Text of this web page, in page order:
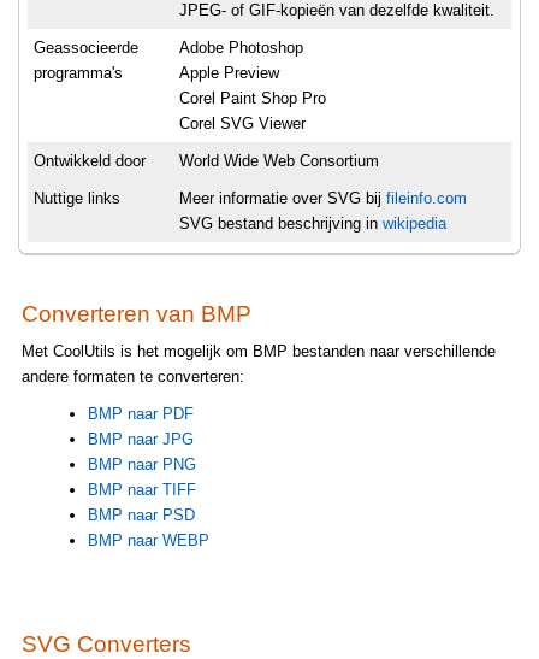
JPEG- of GIF-kopieën van dezelfde kwaliteit.
Geassocieerde
programma's
Adobe Photoshop
Apple Preview
Corel Paint Shop Pro
Corel SVG Viewer
Ontwikkeld door World Wide Web Consortium
Nuttige links Meer informatie over SVG bij fileinfo.com
SVG bestand beschrijving in wikipedia
Converteren van BMP
Met CoolUtils is het mogelijk om BMP bestanden naar verschillende
andere formaten te converteren:
BMP naar PDF
BMP naar JPG
BMP naar PNG
BMP naar TIFF
BMP naar PSD
BMP naar WEBP
SVG Converters